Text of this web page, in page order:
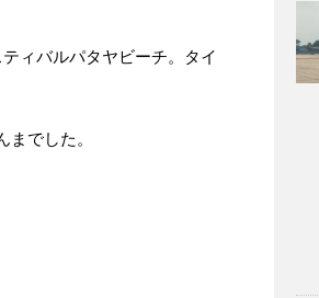
ィバルパタヤビーチ。タイ
でした。